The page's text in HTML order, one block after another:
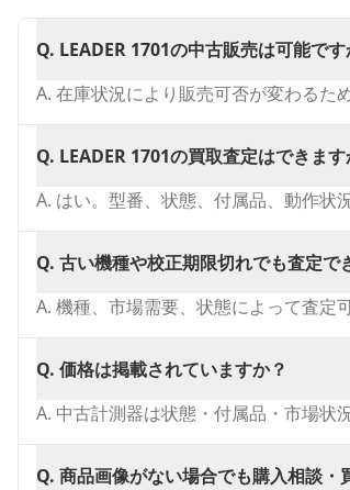
Q. LEADER 1701の中古販売は可能です
A. 在庫状況により販売可否が変わるた
Q. LEADER 1701の買取査定はできます
A. はい。型番、状態、付属品、動作状
Q. 古い機種や校正期限切れでも査定で
A. 機種、市場需要、状態によって査定
Q. 価格は掲載されていますか？
A. 中古計測器は状態・付属品・市場状
Q. 商品画像がない場合でも購入相談・